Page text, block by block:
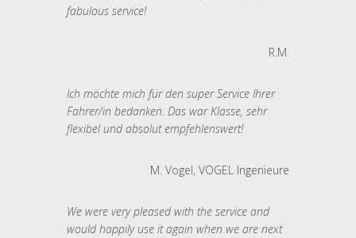
fabulous service!
R.M.
Ich möchte mich für den super Service Ihrer
Fahrer/in bedanken. Das war Klasse, sehr
flexibel und absolut empfehlenswert!
M. Vogel, VOGEL Ingenieure
We were very pleased with the service and
would happily use it again when we are next